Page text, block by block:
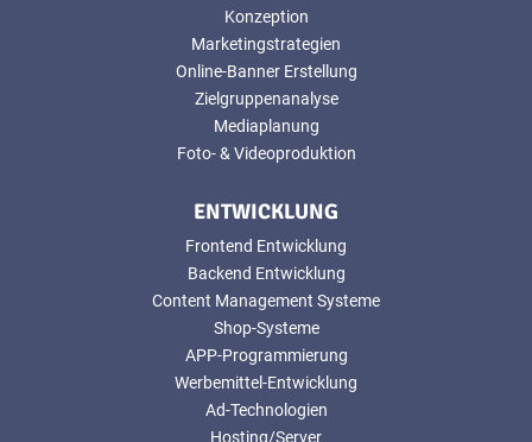
Konzeption
Marketingstrategien
Online-Banner Erstellung
Zielgruppenanalyse
Mediaplanung
Foto- & Videoproduktion
ENTWICKLUNG
Frontend Entwicklung
Backend Entwicklung
Content Management Systeme
Shop-Systeme
APP-Programmierung
Werbemittel-Entwicklung
Ad-Technologien
Hosting/Server